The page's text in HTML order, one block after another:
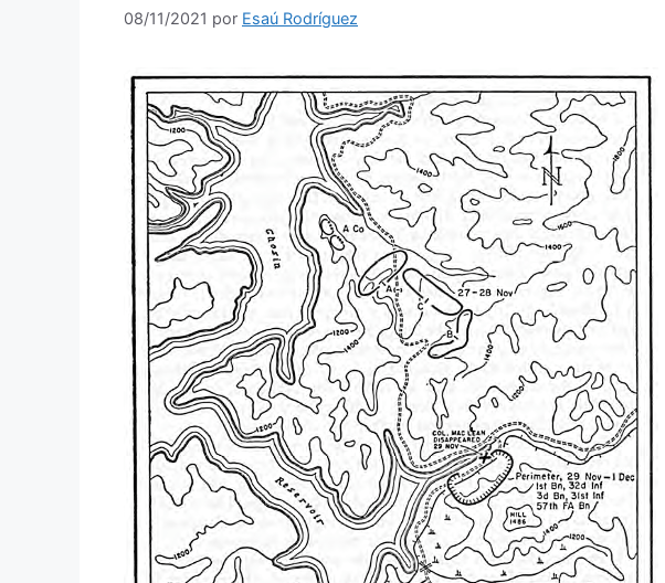
08/11/2021 por Esaú Rodríguez